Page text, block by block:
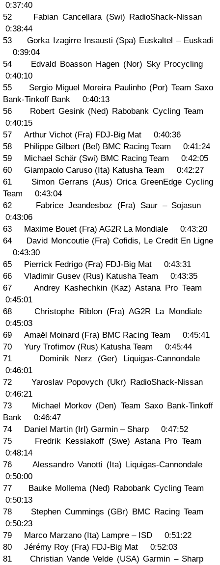
0:37:40
52 Fabian Cancellara (Swi) RadioShack-Nissan
0:38:44
53 Gorka Izagirre Insausti (Spa) Euskaltel – Euskadi
0:39:04
54 Edvald Boasson Hagen (Nor) Sky Procycling
0:40:10
55 Sergio Miguel Moreira Paulinho (Por) Team Saxo
Bank-Tinkoff Bank 0:40:13
56 Robert Gesink (Ned) Rabobank Cycling Team
0:40:15
57 Arthur Vichot (Fra) FDJ-Big Mat 0:40:36
58 Philippe Gilbert (Bel) BMC Racing Team 0:41:24
59 Michael Schär (Swi) BMC Racing Team 0:42:05
60 Giampaolo Caruso (Ita) Katusha Team 0:42:27
61 Simon Gerrans (Aus) Orica GreenEdge Cycling
Team 0:43:04
62 Fabrice Jeandesboz (Fra) Saur – Sojasun
0:43:06
63 Maxime Bouet (Fra) AG2R La Mondiale 0:43:20
64 David Moncoutie (Fra) Cofidis, Le Credit En Ligne
0:43:30
65 Pierrick Fedrigo (Fra) FDJ-Big Mat 0:43:31
66 Vladimir Gusev (Rus) Katusha Team 0:43:35
67 Andrey Kashechkin (Kaz) Astana Pro Team
0:45:01
68 Christophe Riblon (Fra) AG2R La Mondiale
0:45:03
69 Amaël Moinard (Fra) BMC Racing Team 0:45:41
70 Yury Trofimov (Rus) Katusha Team 0:45:44
71 Dominik Nerz (Ger) Liquigas-Cannondale
0:46:01
72 Yaroslav Popovych (Ukr) RadioShack-Nissan
0:46:21
73 Michael Morkov (Den) Team Saxo Bank-Tinkoff
Bank 0:46:47
74 Daniel Martin (Irl) Garmin – Sharp 0:47:52
75 Fredrik Kessiakoff (Swe) Astana Pro Team
0:48:14
76 Alessandro Vanotti (Ita) Liquigas-Cannondale
0:50:00
77 Bauke Mollema (Ned) Rabobank Cycling Team
0:50:13
78 Stephen Cummings (GBr) BMC Racing Team
0:50:23
79 Marco Marzano (Ita) Lampre – ISD 0:51:22
80 Jérémy Roy (Fra) FDJ-Big Mat 0:52:03
81 Christian Vande Velde (USA) Garmin – Sharp